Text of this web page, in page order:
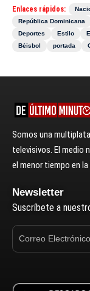
Enlaces rápidos:
República Dominicana
Deportes
Estilo
Béisbol
portada
Somos una
televisivos. El medio
el menor tiempo en
Newsletter
Suscríbete a